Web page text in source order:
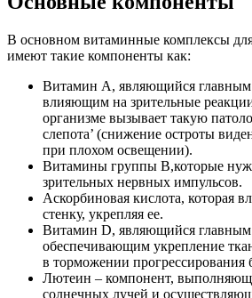
В основном витаминные комплексы
имеют такие компоненты как:
Витамин А, являющийся главным
влияющим на зрительные
организме вызывает такую
слепота’ (снижение остроты
при плохом освещении).
Витамины группы В,которые
зрительных нервных импульсов.
Аскорбиновая кислота, которая
стенку, укрепляя ее.
Витамин D, являющийся
обеспечивающим укрепление
в торможении прогрессирования
Лютеин – компонент,
солнечных лучей и